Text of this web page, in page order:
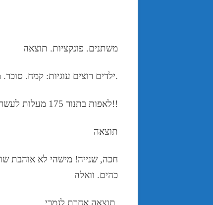
משתנים. פונקציות. תוצאה
ילדים רוצים עוגיות: קמח. סוכר. .
לאפות בתנור 175 מעלות . בום!!
תוצאה
חכה,שנייה! מישהי לא אוהבת
כהים. וואלה
תוצאה אחרת לגמרי